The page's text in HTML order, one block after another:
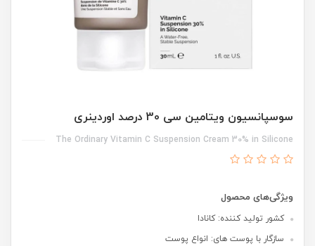
سوسپانسیون ویتامین سی 30 درصد اوردینری
The Ordinary Vitamin C Suspension Cream 30% in Silicone
ویژگی‌های محصول
کشور تولید کننده: کانادا
سازگار با پوست های: انواع پوست